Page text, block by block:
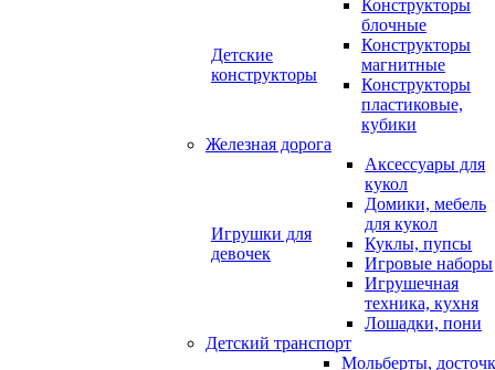
Детские
конструкторы
Конструкторы
блочные
Конструкторы
магнитные
Конструкторы
пластиковые,
кубики
Железная дорога
Игрушки для
девочек
Аксессуары для
кукол
Домики, мебель
для кукол
Куклы, пупсы
Игровые наборы
Игрушечная
техника, кухня
Лошадки, пони
Детский транспорт
Мольберты,